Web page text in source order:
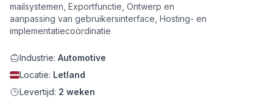
mailsystemen, Exportfunctie, Ontwerp en
aanpassing van gebruikersinterface, Hosting- en
implementatiecoördinatie
Industrie: Automotive
Locatie: Letland
Levertijd: 2 weken